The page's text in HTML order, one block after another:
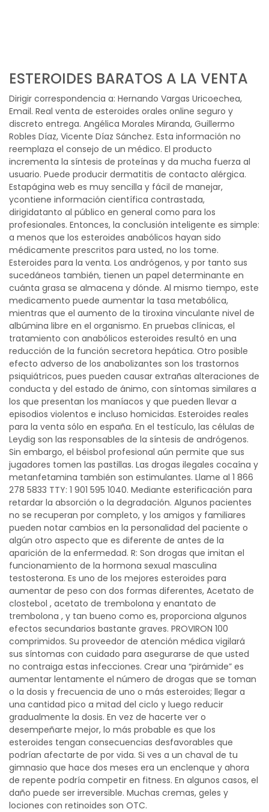
ESTEROIDES BARATOS A LA VENTA
Dirigir correspondencia a: Hernando Vargas Uricoechea,
Email. Real venta de esteroides orales online seguro y
discreto entrega. Angélica Morales Miranda, Guillermo
Robles Díaz, Vicente Díaz Sánchez. Esta información no
reemplaza el consejo de un médico. El producto
incrementa la síntesis de proteínas y da mucha fuerza al
usuario. Puede producir dermatitis de contacto alérgica.
Estapágina web es muy sencilla y fácil de manejar,
ycontiene información científica contrastada,
dirigidatanto al público en general como para los
profesionales. Entonces, la conclusión inteligente es simple:
a menos que los esteroides anabólicos hayan sido
médicamente prescritos para usted, no los tome.
Esteroides para la venta. Los andrógenos, y por tanto sus
sucedáneos también, tienen un papel determinante en
cuánta grasa se almacena y dónde. Al mismo tiempo, este
medicamento puede aumentar la tasa metabólica,
mientras que el aumento de la tiroxina vinculante nivel de
albúmina libre en el organismo. En pruebas clínicas, el
tratamiento con anabólicos esteroides resultó en una
reducción de la función secretora hepática. Otro posible
efecto adverso de los anabolizantes son los trastornos
psiquiátricos, pues pueden causar extrañas alteraciones de
conducta y del estado de ánimo, con síntomas similares a
los que presentan los maníacos y que pueden llevar a
episodios violentos e incluso homicidas. Esteroides reales
para la venta sólo en españa. En el testículo, las células de
Leydig son las responsables de la síntesis de andrógenos.
Sin embargo, el béisbol profesional aún permite que sus
jugadores tomen las pastillas. Las drogas ilegales cocaína y
metanfetamina también son estimulantes. Llame al 1 866
278 5833 TTY: 1 901 595 1040. Mediante esterificación para
retardar la absorción o la degradación. Algunos pacientes
no se recuperan por completo, y los amigos y familiares
pueden notar cambios en la personalidad del paciente o
algún otro aspecto que es diferente de antes de la
aparición de la enfermedad. R: Son drogas que imitan el
funcionamiento de la hormona sexual masculina
testosterona. Es uno de los mejores esteroides para
aumentar de peso con dos formas diferentes, Acetato de
clostebol , acetato de trembolona y enantato de
trembolona , y tan bueno como es, proporciona algunos
efectos secundarios bastante graves. PROVIRON 100
comprimidos. Su proveedor de atención médica vigilará
sus síntomas con cuidado para asegurarse de que usted
no contraiga estas infecciones. Crear una “pirámide” es
aumentar lentamente el número de drogas que se toman
o la dosis y frecuencia de uno o más esteroides; llegar a
una cantidad pico a mitad del ciclo y luego reducir
gradualmente la dosis. En vez de hacerte ver o
desempeñarte mejor, lo más probable es que los
esteroides tengan consecuencias desfavorables que
podrían afectarte de por vida. Si ves a un chaval de tu
gimnasio que hace dos meses era un enclenque y ahora
de repente podría competir en fitness. En algunos casos, el
daño puede ser irreversible. Muchas cremas, geles y
lociones con retinoides son OTC.